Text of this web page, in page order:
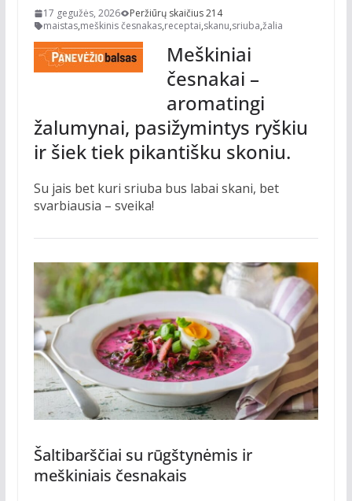
17 gegužės, 2026
Peržiūrų skaičius 214
maistas,meškinis česnakas,receptai,skanu,sriuba,žalia
Meškiniai
česnakai –
aromatingi
žalumynai, pasižymintys ryškiu
ir šiek tiek pikantišku skoniu.
Su jais bet kuri sriuba bus labai skani, bet
svarbiausia – sveika!
Šaltibarščiai su rūgštynėmis ir
meškiniais česnakais